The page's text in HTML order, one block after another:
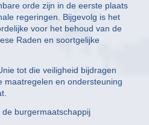
orde zijn in de eerste plaats
regeringen. Bijgevolg is het
voor het behoud van de
Raden en soortgelijke
tot die veiligheid bijdragen
maatregelen en ondersteuning
burgermaatschappij